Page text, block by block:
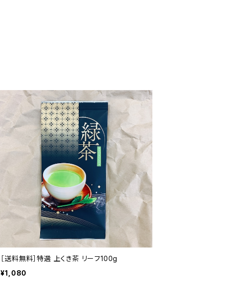
［送料無料］特選 上くき茶 リーフ100g
¥1,080